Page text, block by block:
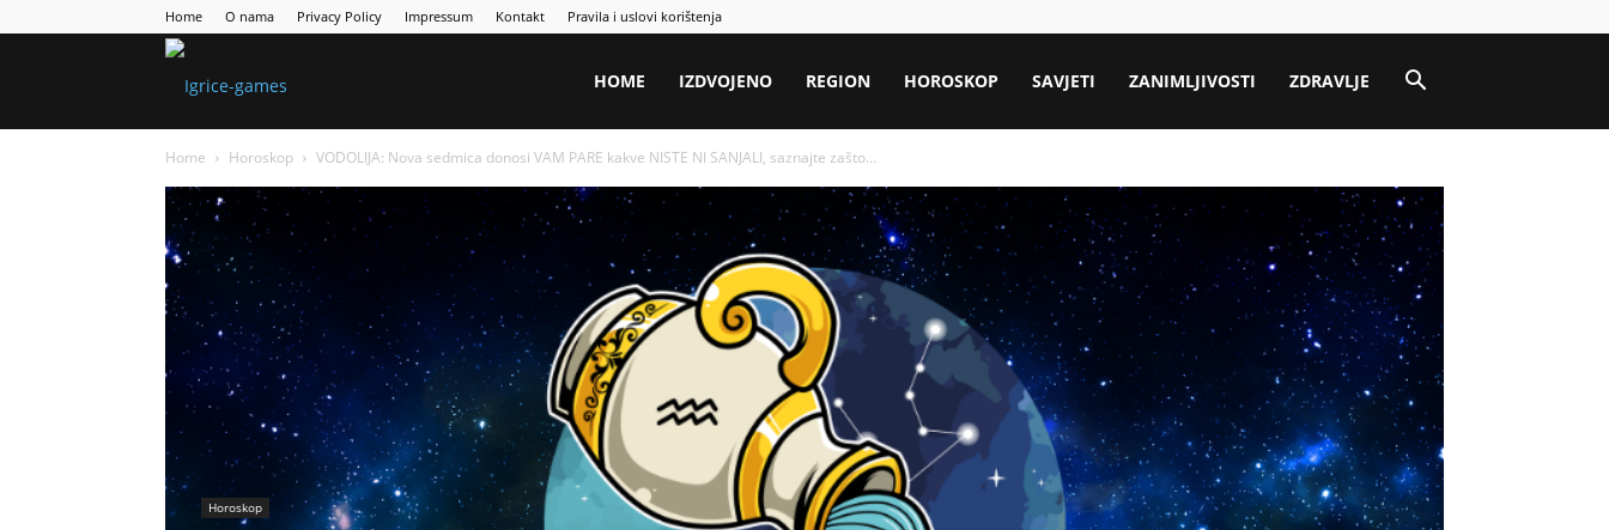
Home O nama Privacy Policy Impressum Kontakt Pravila i uslovi korištenja
HOME IZDVOJENO REGION HOROSKOP SAVJETI ZANIMLJIVOSTI ZDRAVLJE
Home Horoskop VODOLIJA: Nova sedmica donosi VAM PARE kakve NISTE NI SANJALI, saznajte zašto...
Horoskop